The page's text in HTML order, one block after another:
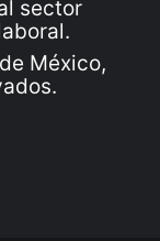
México,